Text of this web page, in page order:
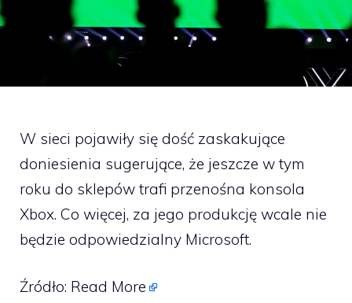
W sieci pojawiły się dość zaskakujące
doniesienia sugerujące, że jeszcze w tym
roku do sklepów trafi przenośna konsola
Xbox. Co więcej, za jego produkcję wcale nie
będzie odpowiedzialny Microsoft.
Źródło: Read More